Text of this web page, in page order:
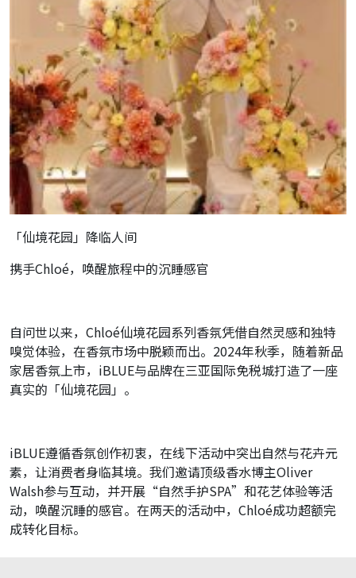
「仙境花园」降临人间
携手Chloé，唤醒旅程中的沉睡感官
自问世以来，Chloé仙境花园系列香氛凭借自然灵感和独特
嗅觉体验，在香氛市场中脱颖而出。2024年秋季，随着新品
家居香氛上市，iBLUE与品牌在三亚国际免税城打造了一座
真实的「仙境花园」。
iBLUE遵循香氛创作初衷，在线下活动中突出自然与花卉元
素，让消费者身临其境。我们邀请顶级香水博主Oliver
Walsh参与互动，并开展“自然手护SPA”和花艺体验等活
动，唤醒沉睡的感官。在两天的活动中，Chloé成功超额完
成转化目标。